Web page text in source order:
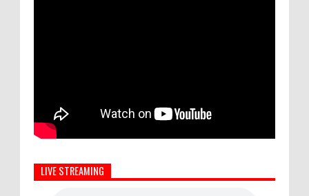
LIVE STREAMING